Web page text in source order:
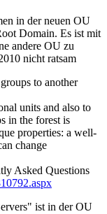
in der neuen OU
Domain. Es ist mit
andere OU zu
nicht ratsam
to another
units and also to
in the forest is
properties: a well-
change
Asked Questions
ist in der OU